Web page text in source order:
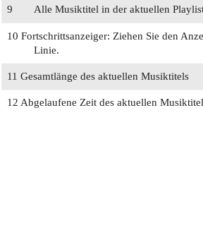
9 Alle Musiktitel in der aktuellen
10 Fortschrittsanzeiger: Ziehen Sie den
Linie.
11 Gesamtlänge des aktuellen Musiktitels
12 Abgelaufene Zeit des aktuellen